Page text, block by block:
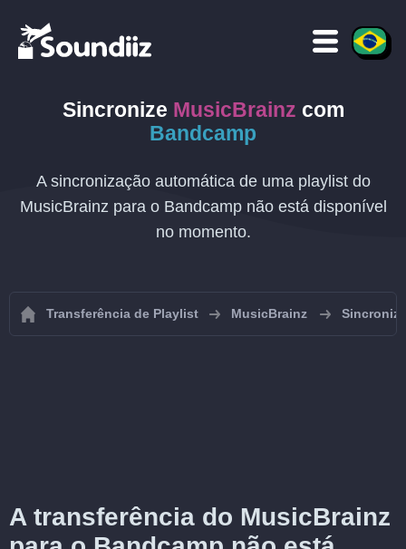
Sincronize MusicBrainz com
Bandcamp
A sincronização automática de uma playlist do
MusicBrainz para o Bandcamp não está disponível
no momento.
Transferência de Playlist MusicBrainz
A transferência do MusicBrainz